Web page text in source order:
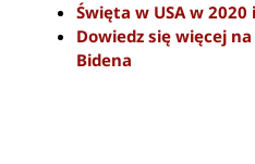
Święta w USA w 2020
Dowiedz się więcej
Bidena